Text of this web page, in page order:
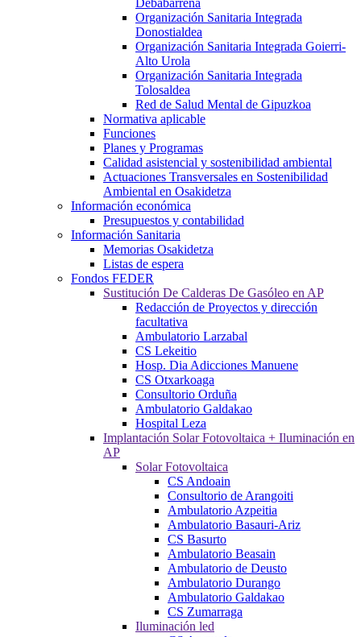
Debabarrena
Organización Sanitaria Integrada
Donostialdea
Organización Sanitaria Integrada Goierri-
Alto Urola
Organización Sanitaria Integrada
Tolosaldea
Red de Salud Mental de Gipuzkoa
Normativa aplicable
Funciones
Planes y Programas
Calidad asistencial y sostenibilidad ambiental
Actuaciones Transversales en Sostenibilidad
Ambiental en Osakidetza
Información económica
Presupuestos y contabilidad
Información Sanitaria
Memorias Osakidetza
Listas de espera
Fondos FEDER
Sustitución De Calderas De Gasóleo en AP
Redacción de Proyectos y dirección
facultativa
Ambulatorio Larzabal
CS Lekeitio
Hosp. Dia Adicciones Manuene
CS Otxarkoaga
Consultorio Orduña
Ambulatorio Galdakao
Hospital Leza
Implantación Solar Fotovoltaica + Iluminación en
AP
Solar Fotovoltaica
CS Andoain
Consultorio de Arangoiti
Ambulatorio Azpeitia
Ambulatorio Basauri-Ariz
CS Basurto
Ambulatorio Beasain
Ambulatorio de Deusto
Ambulatorio Durango
Ambulatorio Galdakao
CS Zumarraga
Iluminación led